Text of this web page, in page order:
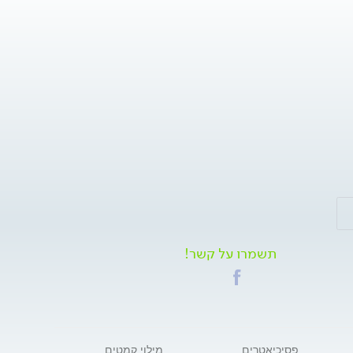
תשמרו על קשר!
פסיכיאטרים מילוי קמטים